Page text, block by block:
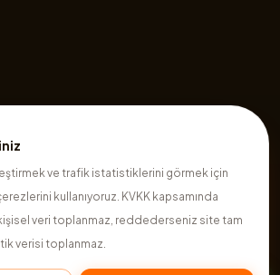
ve trafik istatistiklerini görmek için
kullanıyoruz. KVKK kapsamında
veri toplanmaz, reddederseniz site tam
verisi toplanmaz.
hakları saklıdır.